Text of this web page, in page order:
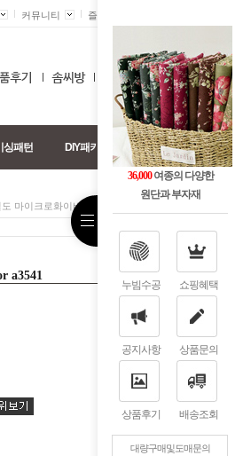
36,000여종의 다양한
원단과 부자재
누빔수공 쇼핑혜택
공지사항 상품문의
상품후기 배송조회
대량구매및도매문의
커뮤니티 즐겨찾기 +
0
싱패턴 DIY패키지
마이크로화이바 뜨왈드주이 2color A3541
a3541